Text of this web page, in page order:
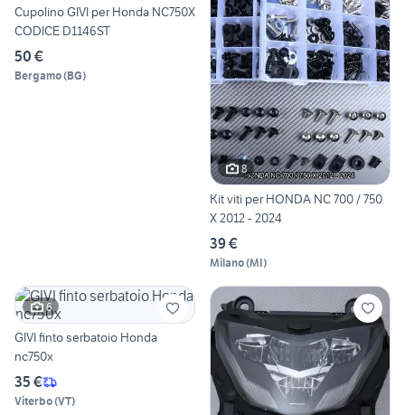
Cupolino GIVI per Honda NC750X
CODICE D1146ST
50 €
Bergamo(BG)
8
Kit viti per HONDA NC 700 / 750
X 2012 - 2024
39 €
Milano(MI)
6
GIVI finto serbatoio Honda
nc750x
35 €
Viterbo(VT)